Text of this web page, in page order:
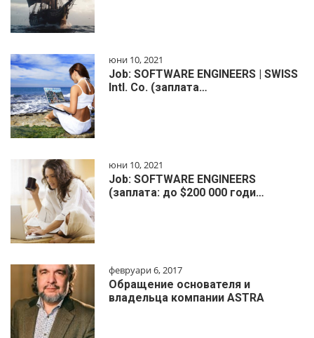
юни 10, 2021
Job: SOFTWARE ENGINEERS | SWISS
Intl. Co. (заплата…
юни 10, 2021
Job: SOFTWARE ENGINEERS
(заплата: до $200 000 годи…
февруари 6, 2017
Обращение основателя и
владельца компании ASTRA